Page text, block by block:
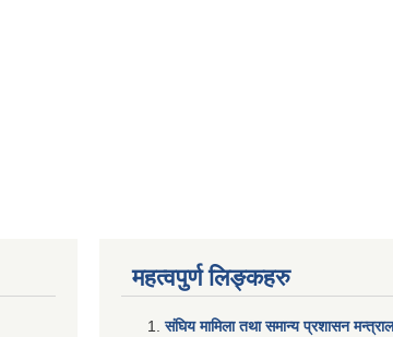
महत्वपुर्ण लिङ्कहरु
संघिय मामिला तथा समान्य प्रशासन